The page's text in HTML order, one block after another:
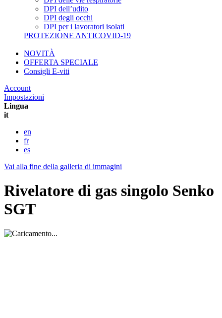
DPI dell’udito
DPI degli occhi
DPI per i lavoratori isolati
PROTEZIONE ANTICOVID-19
NOVITÀ
OFFERTA SPECIALE
Consigli E-viti
Account
Impostazioni
Lingua
it
en
fr
es
Vai alla fine della galleria di immagini
Rivelatore di gas singolo Senko
SGT